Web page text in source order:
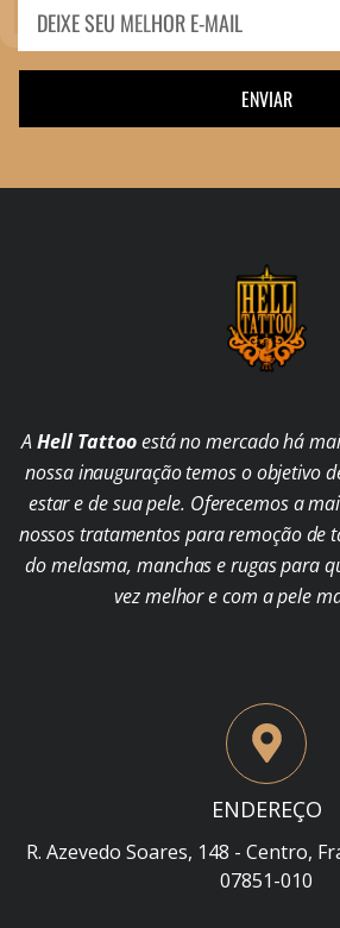
ENVIAR
AHell Tattooestá no mercado há
nossa inauguração temos o objetivo
estar e de sua pele. Oferecemos a
nossos tratamentos para remoção de
do melasma, manchas e rugas para
vez melhor e com a pele
ENDEREÇO
R. Azevedo Soares, 148 - Centro,
07851-010